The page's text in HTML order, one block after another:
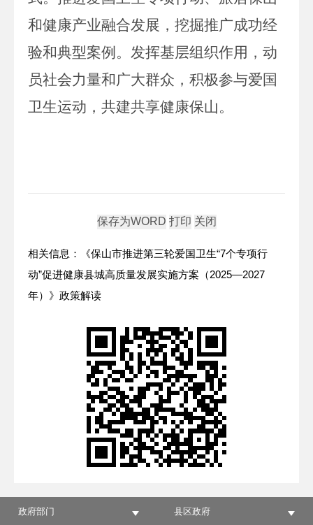
和健康产业融合发展，挖掘推广成功经
验和典型案例。发挥基层组织作用，动
员社会力量和广大群众，积极参与爱国
卫生运动，共建共享健康保山。
相关信息：《保山市推进第三轮爱国卫生“7个专项行
动”促进健康县城高质量发展实施方案（2025—2027
年）》政策解读
政府部门 县区政府